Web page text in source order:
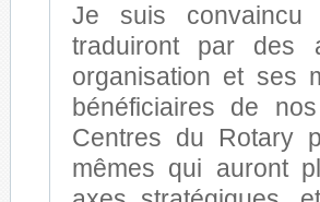
Je suis
traduiront par des
organisation et ses
bénéficiaires de
Centres du Rotary
mêmes qui auront